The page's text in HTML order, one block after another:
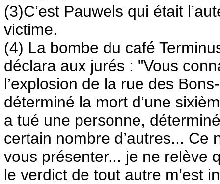
(3)C’est Pauwels qui était
victime.
(4) La bombe du café
déclara aux jurés : "Vous
l’explosion de la rue des
déterminé la mort d’une
a tué une personne,
certain nombre d’autres... Ce
vous présenter... je ne relève
le verdict de tout autre m’est